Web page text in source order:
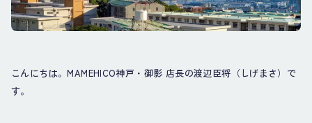
こんにちは。MAMEHICO神戸・御影 店長の渡辺臣将（しげまさ）で
す。